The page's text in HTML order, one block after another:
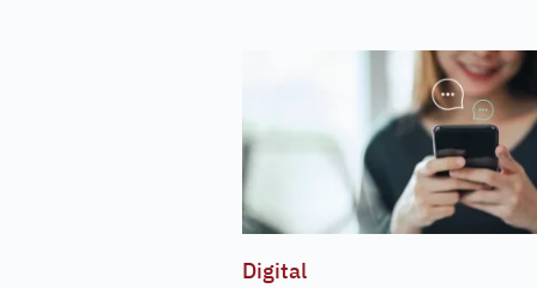
Digital